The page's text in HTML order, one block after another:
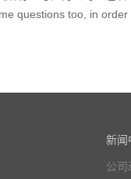
questions too, in
新闻
公司